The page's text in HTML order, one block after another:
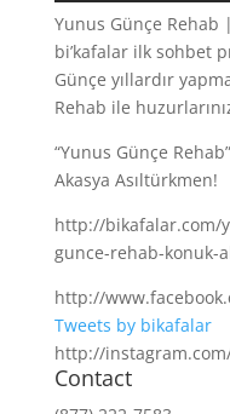
Yunus Günçe Rehab
bi’kafalar ilk sohbet
Günçe yıllardır
Rehab ile
“Yunus Günçe
Akasya Asıltürkmen!
http://bikafalar.com/
gunce-rehab-konuk-
http://
Tweets by bikafalar
http://
Contact